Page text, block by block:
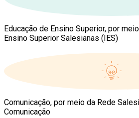
Educação de Ensino Superior, por
Ensino Superior Salesianas (IES)
Comunicação, por meio da Rede
Comunicação